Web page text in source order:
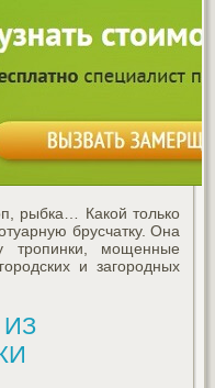
рыбка… Какой только
брусчатку. Она
тропинки, мощенные
и загородных